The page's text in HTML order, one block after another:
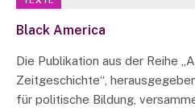
Black America
Die Publikation aus der Reihe
Zeitgeschichte“,
für politische Bildung,